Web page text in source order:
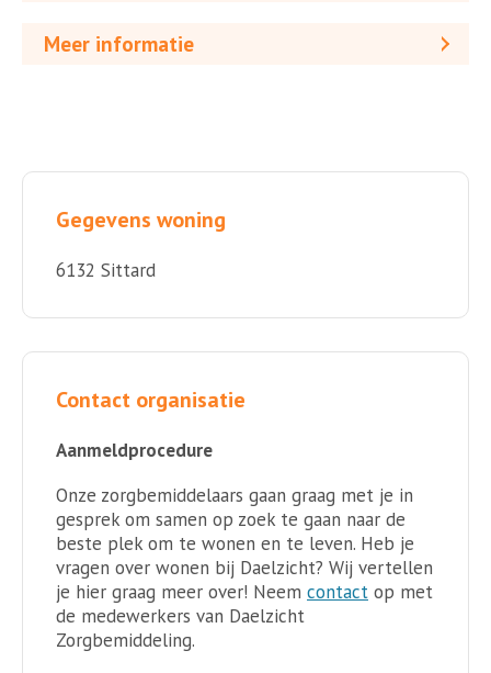
Meer informatie
Gegevens woning
6132 Sittard
Contact organisatie
Aanmeldprocedure
Onze zorgbemiddelaars gaan graag met je in
gesprek om samen op zoek te gaan naar de
beste plek om te wonen en te leven. Heb je
vragen over wonen bij Daelzicht? Wij vertellen
je hier graag meer over! Neem contact op met
de medewerkers van Daelzicht
Zorgbemiddeling.